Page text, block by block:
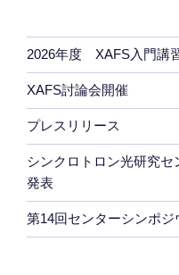
2026年度 XAFS入門講
XAFS討論会開催
プレスリリース
シンクロトロン光研究
発表
第14回センターシンポジ